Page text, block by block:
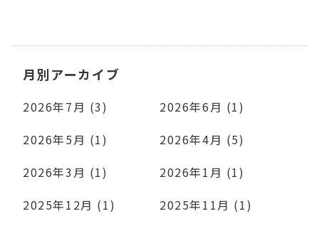
月別アーカイブ
2026年7月 (3)
2026年6月 (1)
2026年5月 (1)
2026年4月 (5)
2026年3月 (1)
2026年1月 (1)
2025年12月 (1)
2025年11月 (1)